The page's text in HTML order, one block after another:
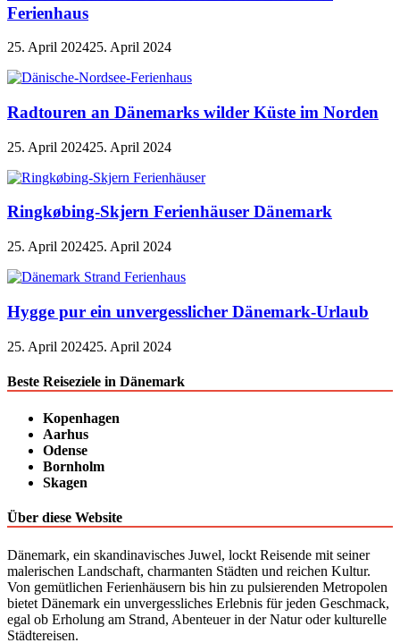
Ferienhaus
25. April 202425. April 2024
Radtouren an Dänemarks wilder Küste im Norden
25. April 202425. April 2024
Ringkøbing-Skjern Ferienhäuser Dänemark
25. April 202425. April 2024
Hygge pur ein unvergesslicher Dänemark-Urlaub
25. April 202425. April 2024
Beste Reiseziele in Dänemark
Kopenhagen
Aarhus
Odense
Bornholm
Skagen
Über diese Website
Dänemark, ein skandinavisches Juwel, lockt Reisende mit seiner
malerischen Landschaft, charmanten Städten und reichen Kultur.
Von gemütlichen Ferienhäusern bis hin zu pulsierenden Metropolen
bietet Dänemark ein unvergessliches Erlebnis für jeden Geschmack,
egal ob Erholung am Strand, Abenteuer in der Natur oder kulturelle
Städtereisen.